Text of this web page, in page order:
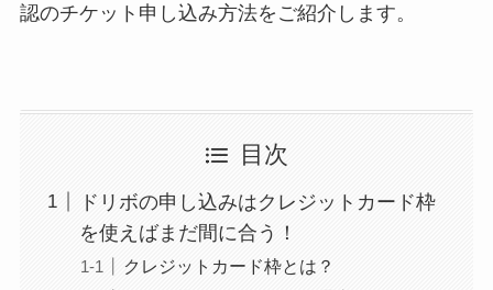
認のチケット申し込み方法をご紹介します。
目次
ドリボの申し込みはクレジットカード枠
を使えばまだ間に合う！
クレジットカード枠とは？